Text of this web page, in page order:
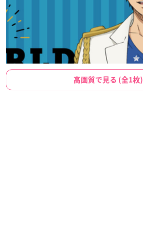
高画質で見る (全1枚)